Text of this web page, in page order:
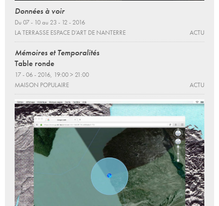
Données à voir
Du 07 - 10 au 23 - 12 - 2016
LA TERRASSE ESPACE D’ART DE NANTERRE
ACTU
Mémoires et Temporalités
Table ronde
17 - 06 - 2016, 19:00 > 21:00
MAISON POPULAIRE
ACTU